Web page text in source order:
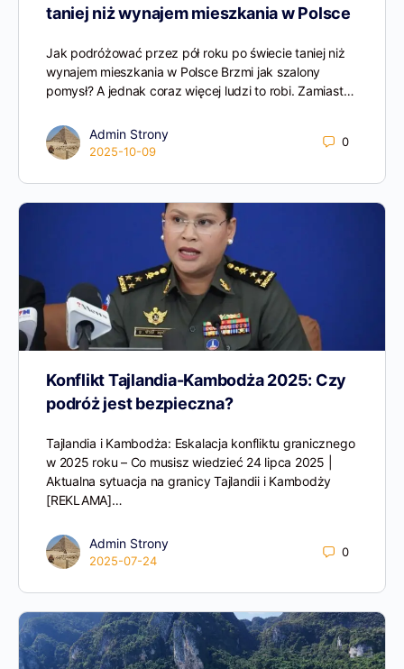
taniej niż wynajem mieszkania w Polsce
Jak podróżować przez pół roku po świecie taniej niż
wynajem mieszkania w Polsce Brzmi jak szalony
pomysł? A jednak coraz więcej ludzi to robi. Zamiast…
Admin Strony
2025-10-09
0
Konflikt Tajlandia-Kambodża 2025: Czy
podróż jest bezpieczna?
Tajlandia i Kambodża: Eskalacja konfliktu granicznego
w 2025 roku – Co musisz wiedzieć 24 lipca 2025 |
Aktualna sytuacja na granicy Tajlandii i Kambodży
[REKLAMA]…
Admin Strony
2025-07-24
0